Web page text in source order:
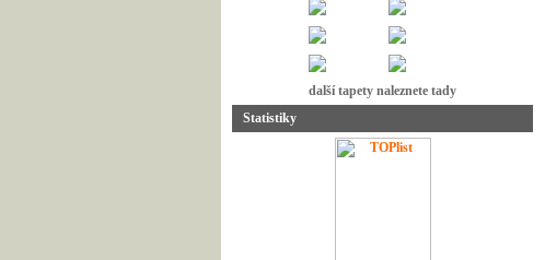
další tapety naleznete tady
Statistiky